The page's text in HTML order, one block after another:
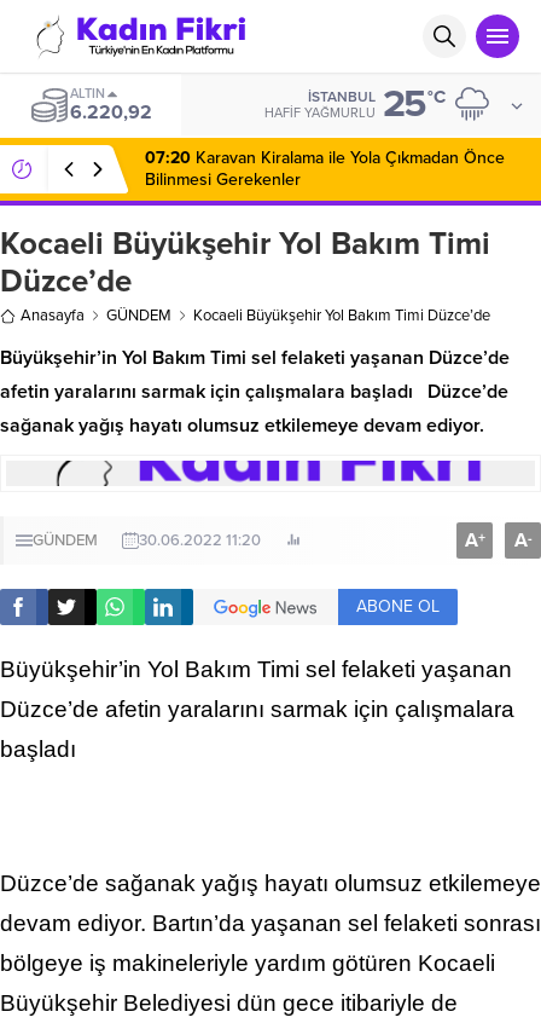
ALTIN
6.220,92
İSTANBUL
HAFIF YAĞMURLU 25°C
07:20 Karavan Kiralama ile Yola Çıkmadan Önce
Bilinmesi Gerekenler
Kocaeli Büyükşehir Yol Bakım Timi
Düzce’de
Anasayfa GÜNDEM Kocaeli Büyükşehir Yol Bakım Timi Düzce’de
Büyükşehir’in Yol Bakım Timi sel felaketi yaşanan Düzce’de
afetin yaralarını sarmak için çalışmalara başladı Düzce’de
sağanak yağış hayatı olumsuz etkilemeye devam ediyor.
GÜNDEM 30.06.2022 11:20 A+ A-
ABONE OL
Büyükşehir’in Yol Bakım Timi sel felaketi yaşanan
Düzce’de afetin yaralarını sarmak için çalışmalara
başladı
Düzce’de sağanak yağış hayatı olumsuz etkilemeye
devam ediyor. Bartın’da yaşanan sel felaketi sonrası
bölgeye iş makineleriyle yardım götüren Kocaeli
Büyükşehir Belediyesi dün gece itibariyle de